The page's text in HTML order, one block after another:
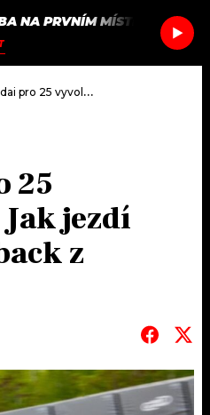
JAK
SEZNAM.CZ
NA PRVNÍM MÍSTĚ JESSIE
Jak jezdí ostrý hatchback z Nošovic
25
jezdí
z